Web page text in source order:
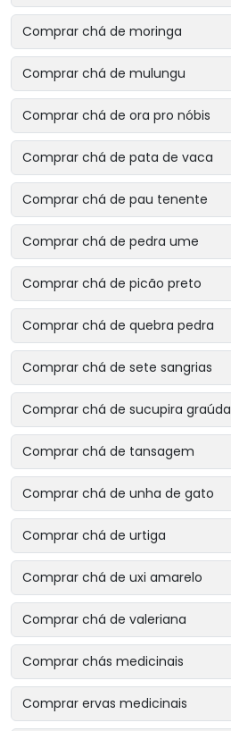
Comprar chá de moringa
Comprar chá de mulungu
Comprar chá de ora pro nóbis
Comprar chá de pata de vaca
Comprar chá de pau tenente
Comprar chá de pedra ume
Comprar chá de picão preto
Comprar chá de quebra pedra
Comprar chá de sete sangrias
Comprar chá de sucupira graúda
Comprar chá de tansagem
Comprar chá de unha de gato
Comprar chá de urtiga
Comprar chá de uxi amarelo
Comprar chá de valeriana
Comprar chás medicinais
Comprar ervas medicinais